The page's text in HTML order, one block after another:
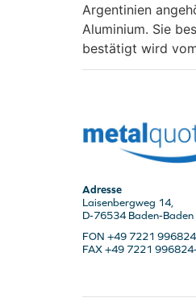
Argentinien
Aluminium. Sie
bestätigt wird
Adresse
Laisenbergweg 14,
D-76534 Baden-Baden
FON +49 7221
FAX +49 7221